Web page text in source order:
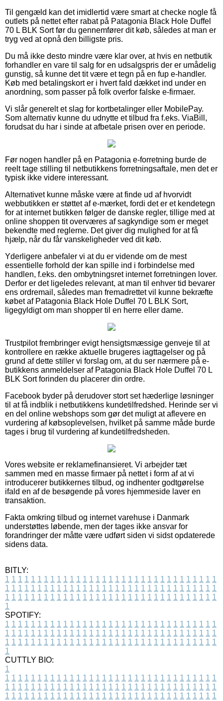
Til gengæld kan det imidlertid være smart at checke nogle få
outlets på nettet efter rabat på Patagonia Black Hole Duffel
70 L BLK Sort før du gennemfører dit køb, således at man er
tryg ved at opnå den billigste pris.
Du må ikke desto mindre være klar over, at hvis en netbutik
forhandler en vare til salg for en udsalgspris der er umådelig
gunstig, så kunne det tit være et tegn på en fup e-handler.
Køb med betalingskort er i hvert fald dækket ind under en
anordning, som passer på folk overfor falske e-firmaer.
Vi slår generelt et slag for kortbetalinger eller MobilePay.
Som alternativ kunne du udnytte et tilbud fra f.eks. ViaBill,
forudsat du har i sinde at afbetale prisen over en periode.
Før nogen handler på en Patagonia e-forretning burde de
reelt tage stilling til netbutikkens forretningsaftale, men det er
typisk ikke videre interessant.
Alternativet kunne måske være at finde ud af hvorvidt
webbutikken er støttet af e-mærket, fordi det er et kendetegn
for at internet butikken følger de danske regler, tillige med at
online shoppen tit overværes af sagkyndige som er meget
bekendte med reglerne. Det giver dig mulighed for at få
hjælp, når du får vanskeligheder ved dit køb.
Yderligere anbefaler vi at du er vidende om de mest
essentielle forhold der kan spille ind i forbindelse med
handlen, f.eks. den ombytningsret internet forretningen lover.
Derfor er det ligeledes relevant, at man til enhver tid bevarer
ens ordremail, således man fremadrettet vil kunne bekræfte
købet af Patagonia Black Hole Duffel 70 L BLK Sort,
ligegyldigt om man shopper til en herre eller dame.
Trustpilot frembringer evigt hensigtsmæssige genveje til at
kontrollere en række aktuelle brugeres iagttagelser og på
grund af dette stiller vi forslag om, at du ser nærmere på e-
butikkens anmeldelser af Patagonia Black Hole Duffel 70 L
BLK Sort forinden du placerer din ordre.
Facebook byder på derudover stort set hæderlige løsninger
til at få indblik i netbutikkens kundetilfredshed. Herinde ser vi
en del online webshops som gør det muligt at aflevere en
vurdering af købsoplevelsen, hvilket på samme måde burde
tages i brug til vurdering af kundetilfredsheden.
Vores website er reklamefinansieret. Vi arbejder tæt
sammen med en masse firmaer på nettet i form af at vi
introducerer butikkernes tilbud, og indhenter godtgørelse
ifald en af de besøgende på vores hjemmeside laver en
transaktion.
Fakta omkring tilbud og internet varehuse i Danmark
understøttes løbende, men der tages ikke ansvar for
forandringer der måtte være udført siden vi sidst opdaterede
sidens data.
BITLY:
1 1 1 1 1 1 1 1 1 1 1 1 1 1 1 1 1 1 1 1 1 1 1 1 1 1 1 1 1 1 1 1 1
1 1 1 1 1 1 1 1 1 1 1 1 1 1 1 1 1 1 1 1 1 1 1 1 1 1 1 1 1 1 1 1 1
1 1 1 1 1 1 1 1 1 1 1 1 1 1 1 1 1 1 1 1 1 1 1 1 1 1 1 1 1 1 1 1 1
1
SPOTIFY:
1 1 1 1 1 1 1 1 1 1 1 1 1 1 1 1 1 1 1 1 1 1 1 1 1 1 1 1 1 1 1 1 1
1 1 1 1 1 1 1 1 1 1 1 1 1 1 1 1 1 1 1 1 1 1 1 1 1 1 1 1 1 1 1 1 1
1 1 1 1 1 1 1 1 1 1 1 1 1 1 1 1 1 1 1 1 1 1 1 1 1 1 1 1 1 1 1 1 1
1
CUTTLY BIO:
1
1 1 1 1 1 1 1 1 1 1 1 1 1 1 1 1 1 1 1 1 1 1 1 1 1 1 1 1 1 1 1 1 1
1 1 1 1 1 1 1 1 1 1 1 1 1 1 1 1 1 1 1 1 1 1 1 1 1 1 1 1 1 1 1 1 1
1 1 1 1 1 1 1 1 1 1 1 1 1 1 1 1 1 1 1 1 1 1 1 1 1 1 1 1 1 1 1 1 1